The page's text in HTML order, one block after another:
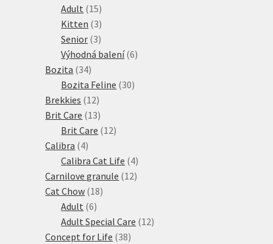
Adult 1515
produktů
Kitten 33
produkty
Senior 33
produkty
Výhodná balení 66
Bozita 3434
produktů
Bozita Feline 3030
Brekkies 1212
produktů
Brit Care 1313
produktů
Brit Care 1212
Calibra 44
produkty
Calibra Cat Life 44
produkty
Carnilove granule 1212
Cat Chow 1818
Adult 66
produktů
Adult Special Care 1212
Concept for Life 3838